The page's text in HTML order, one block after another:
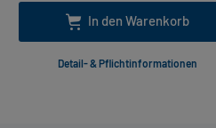
In den Warenkorb
Detail- & Pflichtinformationen